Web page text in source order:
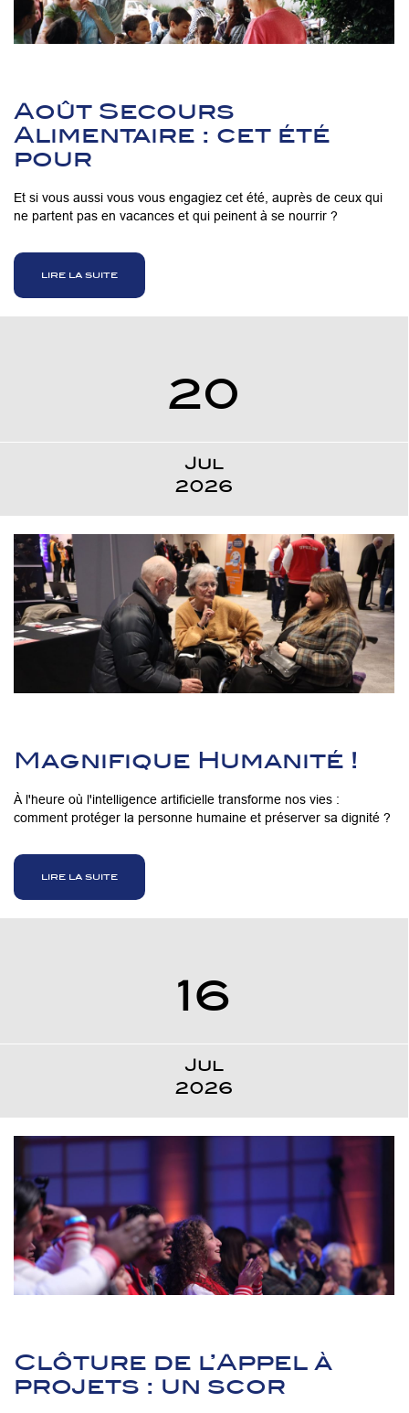
Août Secours
Alimentaire : cet été
pour
Et si vous aussi vous vous engagiez cet été, auprès de ceux qui
ne partent pas en vacances et qui peinent à se nourrir ?
lire la suite
20
Jul
2026
Magnifique Humanité !
À l'heure où l'intelligence artificielle transforme nos vies :
comment protéger la personne humaine et préserver sa dignité ?
lire la suite
16
Jul
2026
Clôture de l’Appel à
projets : un scor